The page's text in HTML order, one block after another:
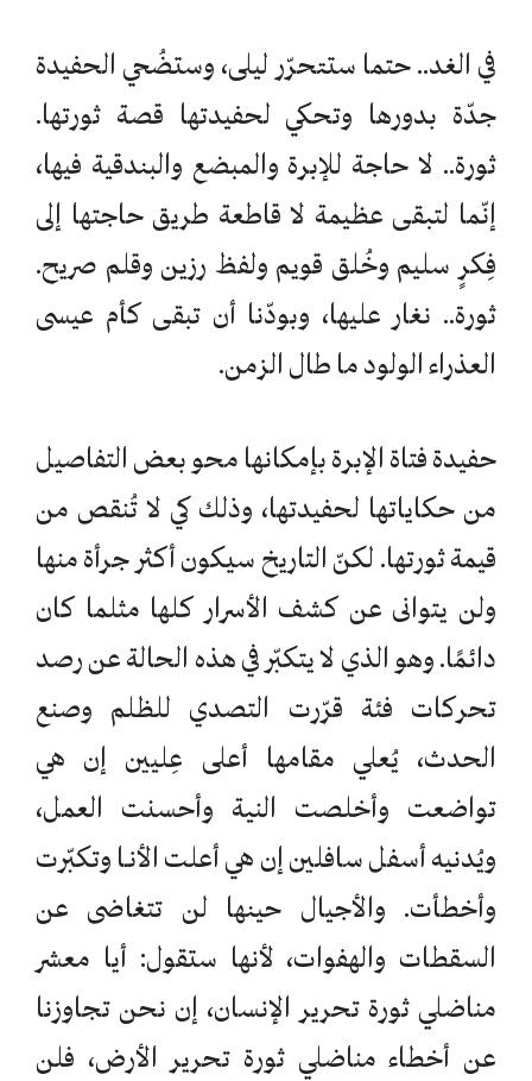
في الغد.. حتما ستتحرّر ليلى، وستضُحي الحفيدة
جدّة بدورها وتحكي لحفيدتها قصة ثورتها.
ثورة.. لا حاجة للإبرة والمبضع والبندقية فيها،
إنّما لتبقى عظيمة لا قاطعة طريق حاجتها إلى
فِكرٍ سليم وخُلق قويم ولفظ رزين وقلم صريح.
ثورة.. نغار عليها، وبودّنا أن تبقى كأم عيسى
العذراء الولود ما طال الزمن.
حفيدة فتاة الإبرة بإمكانها محو بعض التفاصيل
من حكاياتها لحفيدتها، وذلك كي لا تُنقص من
قيمة ثورتها. لكنّ التاريخ سيكون أكثر جرأة منها
ولن يتوانى عن كشف الأسرار كلها مثلما كان
دائمًا. وهو الذي لا يتكبّر في هذه الحالة عن رصد
تحركات فئة قرّرت التصدي للظلم وصنع
الحدث، يُعلي مقامها أعلى عِليين إن هي
تواضعت وأخلصت النية وأحسنت العمل،
ويُدنيه أسفل سافلين إن هي أعلت الأنـا وتكبّرت
وأخطأت. والأجيال حينها لن تتغاضى عن
السقطات والهفوات، لأنها ستقول: أيا معشر
مناضلي ثورة تحرير الإنسان، إن نحن تجاوزنا
عن أخطاء مناضلي ثورة تحرير الأرض، فلن